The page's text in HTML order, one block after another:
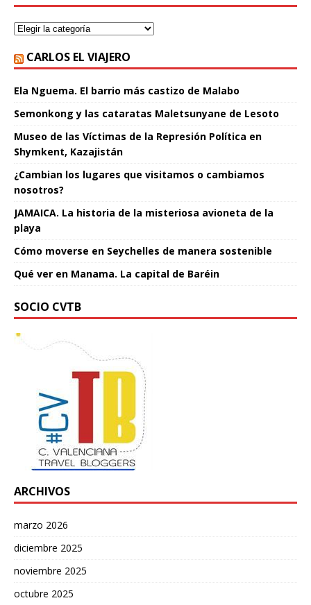
CARLOS EL VIAJERO
Ela Nguema. El barrio más castizo de Malabo
Semonkong y las cataratas Maletsunyane de Lesoto
Museo de las Víctimas de la Represión Política en
Shymkent, Kazajistán
¿Cambian los lugares que visitamos o cambiamos
nosotros?
JAMAICA. La historia de la misteriosa avioneta de la
playa
Cómo moverse en Seychelles de manera sostenible
Qué ver en Manama. La capital de Baréin
SOCIO CVTB
ARCHIVOS
marzo 2026
diciembre 2025
noviembre 2025
octubre 2025